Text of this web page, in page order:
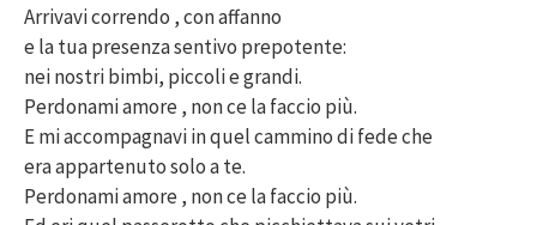
Arrivavi correndo , con affanno
e la tua presenza sentivo prepotente:
nei nostri bimbi, piccoli e grandi.
Perdonami amore , non ce la faccio più.
E mi accompagnavi in quel cammino di fede che
era appartenuto solo a te.
Perdonami amore , non ce la faccio più.